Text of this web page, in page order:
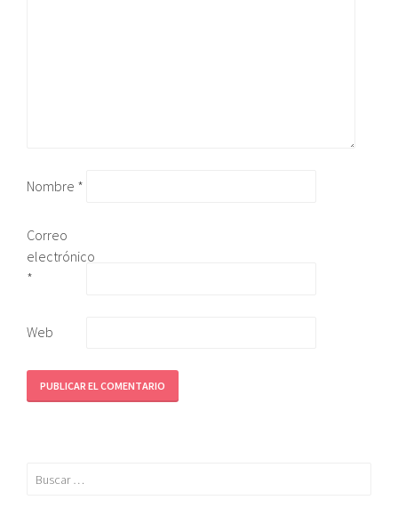
Nombre *
Correo
electrónico
*
Web